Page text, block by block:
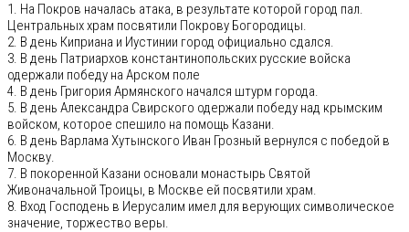
1. На Покров началась атака, в результате которой город пал.
Центральных храм посвятили Покрову Богородицы.
2. В день Киприана и Иустинии город официально сдался.
3. В день Патриархов константинопольских русские войска
одержали победу на Арском поле
4. В день Григория Армянского начался штурм города.
5. В день Александра Свирского одержали победу над крымским
войском, которое спешило на помощь Казани.
6. В день Варлама Хутынского Иван Грозный вернулся с победой в
Москву.
7. В покоренной Казани основали монастырь Святой
Живоначальной Троицы, в Москве ей посвятили храм.
8. Вход Господень в Иерусалим имел для верующих символическое
значение, торжество веры.